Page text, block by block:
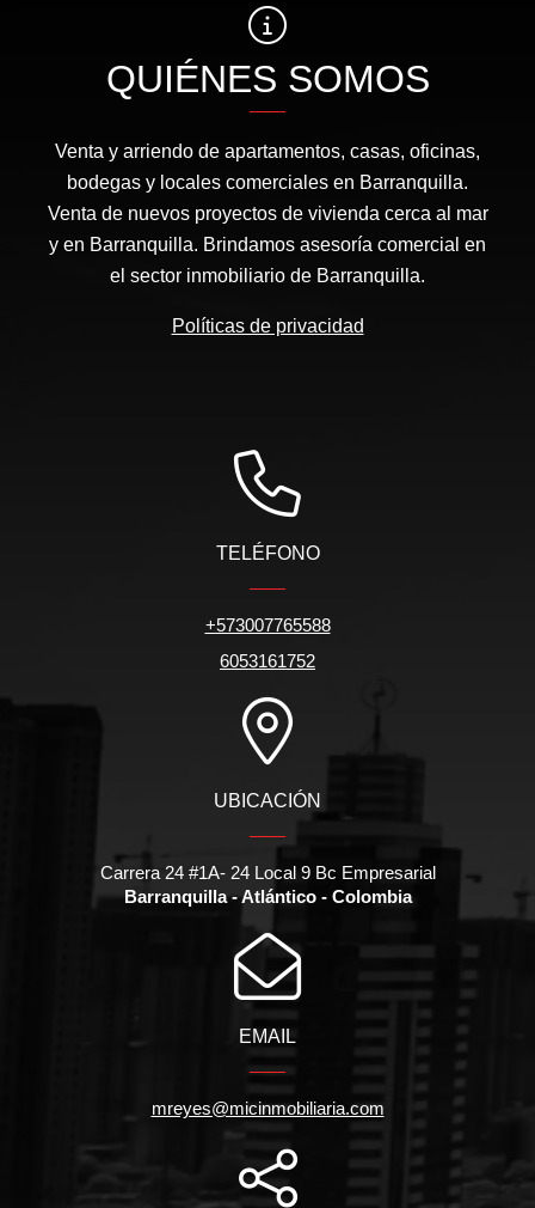
QUIÉNES SOMOS
Venta y arriendo de apartamentos, casas, oficinas,
bodegas y locales comerciales en Barranquilla.
Venta de nuevos proyectos de vivienda cerca al mar
y en Barranquilla. Brindamos asesoría comercial en
el sector inmobiliario de Barranquilla.
Políticas de privacidad
TELÉFONO
+573007765588
6053161752
UBICACIÓN
Carrera 24 #1A- 24 Local 9 Bc Empresarial
Barranquilla - Atlántico - Colombia
EMAIL
mreyes@micinmobiliaria.com